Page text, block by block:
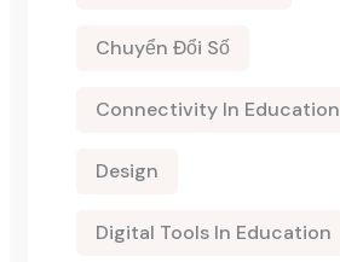
Chuyển Đổi Số
Connectivity In Education
Design
Digital Tools In Education